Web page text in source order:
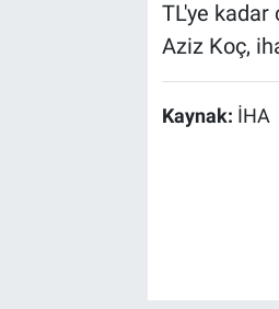
TL'ye kadar
Aziz Koç,
Kaynak: İHA